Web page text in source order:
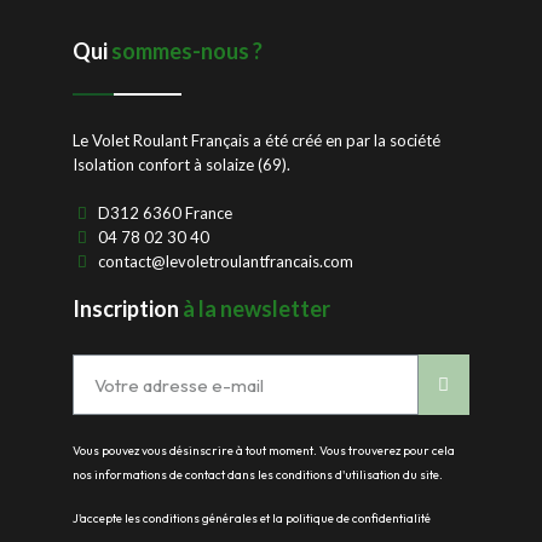
Quisommes-nous ?
Le Volet Roulant Français a été créé en par la société
Isolation confort à solaize (69).
D312 6360 France
04 78 02 30 40
contact@levoletroulantfrancais.com
Inscription à la newsletter
Vous pouvez vous désinscrire à tout moment. Vous trouverez pour cela
nos informations de contact dans les conditions d'utilisation du site.
J'accepte les conditions générales et la politique de confidentialité